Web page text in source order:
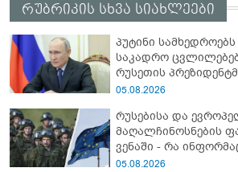
რუბრიკის სხვა სიახლეები
პუტინი
საკადრო
რუსეთის
05.08.2026
რუსებისა და
მაღალჩინოსნების
ვენაში - რა
Bloomberg-ი
05.08.2026